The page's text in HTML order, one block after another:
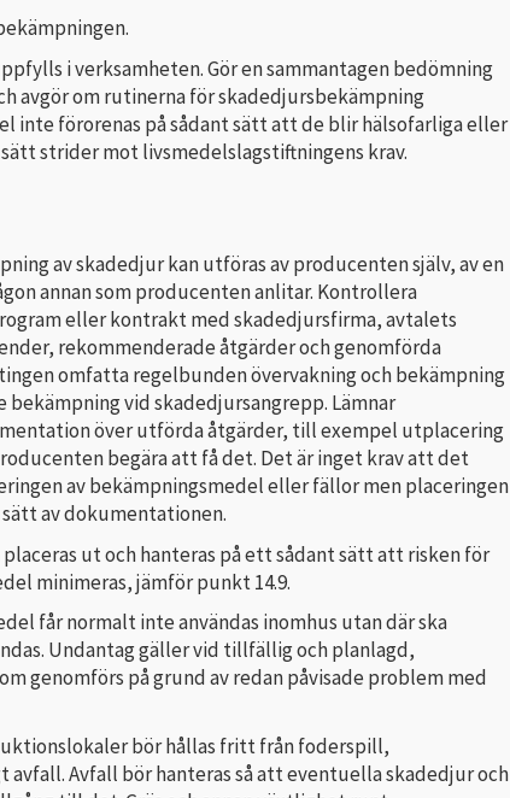
i verksamheten. Gör en sammantagen bedömning
avgör om rutinerna för skadedjursbekämpning
inte förorenas på sådant sätt att de blir hälsofarliga eller
strider mot livsmedelslagstiftningens krav.
av skadedjur kan utföras av producenten själv, av en
annan som producenten anlitar. Kontrollera
eller kontrakt med skadedjursfirma, avtalets
rekommenderade åtgärder och genomförda
omfatta regelbunden övervakning och bekämpning
bekämpning vid skadedjursangrepp. Lämnar
över utförda åtgärder, till exempel utplacering
begära att få det. Det är inget krav att det
av bekämpningsmedel eller fällor men placeringen
av dokumentationen.
ut och hanteras på ett sådant sätt att risken för
minimeras, jämför punkt 14.9.
får normalt inte användas inomhus utan där ska
Undantag gäller vid tillfällig och planlagd,
genomförs på grund av redan påvisade problem med
bör hållas fritt från foderspill,
Avfall bör hanteras så att eventuella skadedjur och